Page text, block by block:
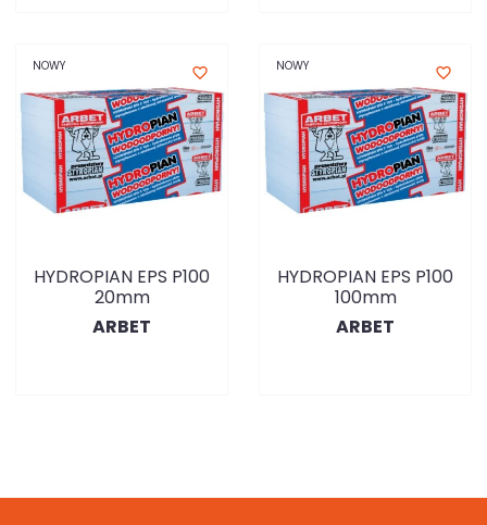
NOWY favorite_border
HYDROPIAN EPS P100
20mm
ARBET
NOWY favorite_border
HYDROPIAN EPS P100
100mm
ARBET